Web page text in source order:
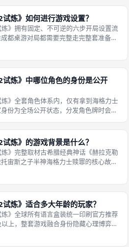
后手行动的标准规则，无论是基础原版
谕官方变体规则
试炼》如何进行游戏设置？
炼》拥有固定、不可逆的六步开局设置流
都桌游对局都需要完整走完整套准备步
程依次操作，完
试炼》中哪位角色的身份是公开
炼》全套角色体系内，仅有拿到海格力士
份为全场公开状态，分发角色牌时会直
仅允许持有者私下查看，不能主动公
家，公开的海格力
试炼》的游戏背景是什么？
炼》完整取材古希腊经典神话《赫拉克勒
宙斯之子半神海格力士赎罪的核心故事
十二项试炼洗
试炼》适合多大年龄的玩家？
炼》全球所有语言盒装统一印刷官方推荐
上，整套游戏融合身份隐藏心理博弈、